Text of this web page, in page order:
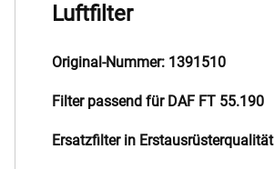
Luftfilter
Original-Nummer: 1391510
Filter passend für DAF FT 55.190
Ersatzfilter in Erstausrüsterqualität